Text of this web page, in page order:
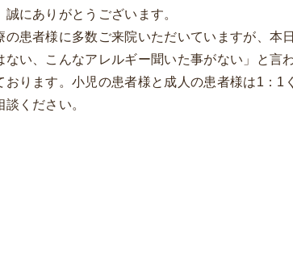
にありがとうございます。
患者様に多数ご来院いただいていますが、本
ない、こんなアレルギー聞いた事がない」と言
おります。小児の患者様と成人の患者様は1：1
ください。